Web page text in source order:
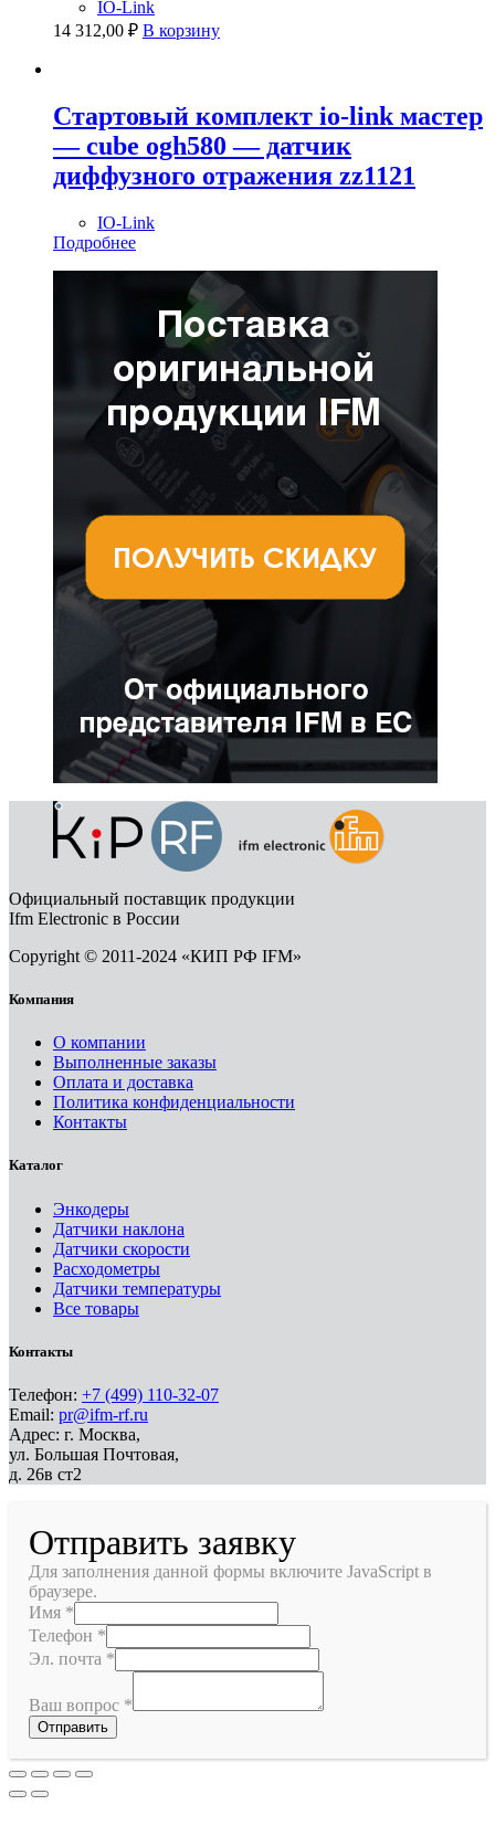
IO-Link
14 312,00 ₽ В корзину
Стартовый комплект io-link мастер
— cube ogh580 — датчик
диффузного отражения zz1121
IO-Link
Подробнее
Официальный поставщик продукции
Ifm Electronic в России
Copyright © 2011-2024 «КИП РФ IFM»
Компания
О компании
Выполненные заказы
Оплата и доставка
Политика конфиденциальности
Контакты
Каталог
Энкодеры
Датчики наклона
Датчики скорости
Расходометры
Датчики температуры
Все товары
Контакты
Телефон: +7 (499) 110-32-07
Email: pr@ifm-rf.ru
Адрес: г. Москва,
ул. Большая Почтовая,
д. 26в ст2
Отправить заявку
Для заполнения данной формы включите JavaScript в
браузере.
Имя *
Телефон *
Эл. почта *
Ваш вопрос *
Отправить